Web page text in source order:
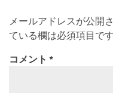
メールアドレスが公開
ている欄は必須項目です
コメント *